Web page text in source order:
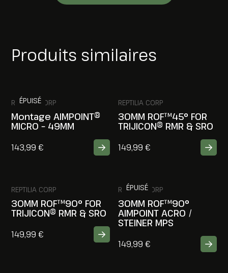
Produits similaires
ÉPUISÉ
REPTILIA CORP
Montage AIMPOINT®
MICRO – 49MM
143,99€
REPTILIA CORP
30MM ROF™45° FOR
TRIJICON® RMR & SRO
149,99 €
REPTILIA CORP
30MM ROF™90° FOR
TRIJICON® RMR & SRO
149,99€
ÉPUISÉ
REPTILIA CORP
30MM ROF™90°
AIMPOINT ACRO /
STEINER MPS
149,99 €